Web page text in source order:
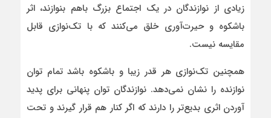
زیادی از نوازندگان در یک اجتماع بزرگ باهم بنوازند، اثر
باشکوه و حیرت‌آوری خلق می‌کنند که با تک‌نوازی قابل
مقایسه نیست.
همچنین تک‌نوازی هر قدر زیبا و باشکوه باشد تمام توان
نوازنده را نشان نمی‌دهد. نوازندگان توان پنهانی برای پدید
آوردن اثری بدیع‌تر را دارند که اگر کنار هم قرار گیرند و تحت